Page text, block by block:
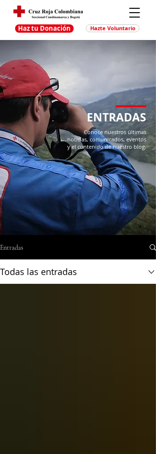
Haz tu Donación Hazte Voluntario
ENTRADAS
Conoce nuestros últimas
noticias, comunicados, eventos
y el contenido de nuestro blog.
Entradas
Todas las entradas